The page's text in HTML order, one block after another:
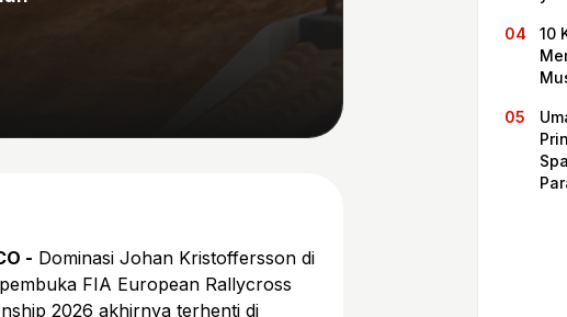
- Dominasi Johan Kristoffersson di
FIA European Rallycross
2026 akhirnya terhenti di
10